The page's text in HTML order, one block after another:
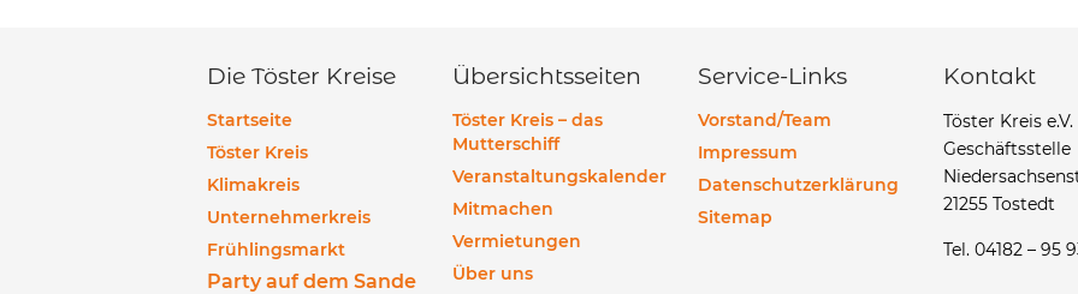
Die Töster Kreise
Startseite
Töster Kreis
Klimakreis
Unternehmerkreis
Frühlingsmarkt
Party auf dem Sande
Übersichtsseiten
Töster Kreis – das
Mutterschiff
Veranstaltungskalender
Mitmachen
Vermietungen
Über uns
Service-Links
Vorstand/Team
Impressum
Datenschutzerklärung
Sitemap
Kontakt
Töster Kreis e.V.
Geschäftsstelle
21255 Tostedt
Tel. 04182 – 95